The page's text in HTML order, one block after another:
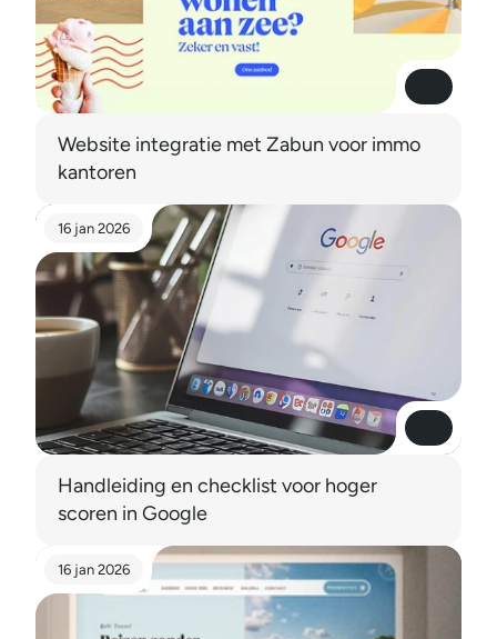
Read More
Read More
Website integratie met Zabun voor immo
kantoren
Read More
Read More
16 jan 2026
Handleiding en checklist voor hoger
scoren in Google
16 jan 2026